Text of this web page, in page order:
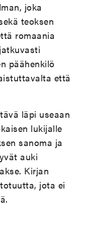
joka
teoksen
romaania
päähenkilö
että
läpi useaan
lukijalle
sanoma ja
auki
Kirjan
jota ei